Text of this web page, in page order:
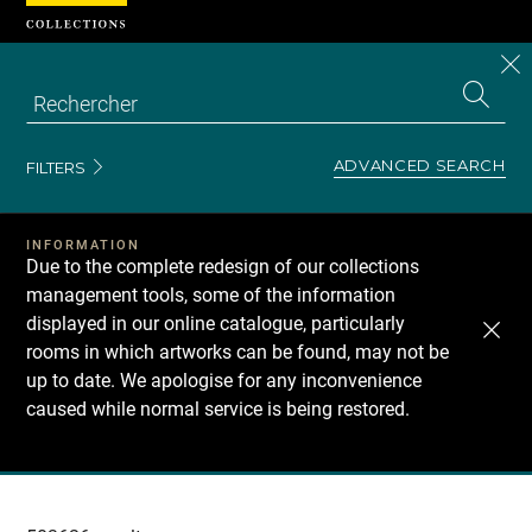
FILTERS ADVANCED SEARCH
INFORMATION
Due to the complete redesign of our collections
management tools, some of the information
displayed in our online catalogue, particularly
rooms in which artworks can be found, may not be
up to date. We apologise for any inconvenience
caused while normal service is being restored.
Recherche
Cookies management panel